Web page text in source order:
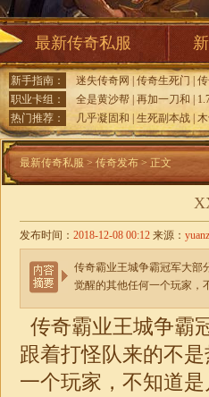
最新传奇私服
新手指南： 迷失传奇网 传奇生死门
职业卡组：
全是黄沙帮 再加一刀和
热门推荐：
几乎凝固和 生死副本战
最新传奇私服 > 传奇发布 > 正文
发布时间： 2018-12-08 00:12 来源：
传奇霸业王城争霸冠军大部
觉醒的其他任何一个玩家，
传奇霸业王城争霸
跟着打怪队来的不
一个玩家，不知道